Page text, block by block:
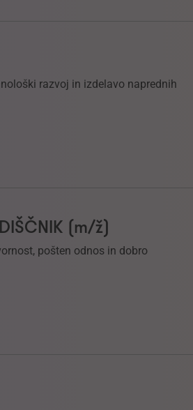
razvoj in izdelavo naprednih
(m/ž)
pošten odnos in dobro